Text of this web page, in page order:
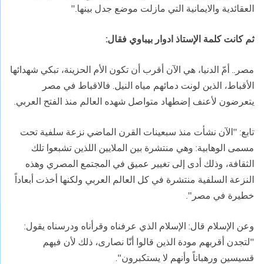
العقائدية والايمانية التي مازلت موضع جدل بينها."
ثم كانت كلمة الإستاذ ادوار بيباوي فقال:
مصر.. أمّ الدنيا، هي الآن أقرب أن تكون الأم الحزينة، تبكي شهدائها
الأقباط، الذين لونت دمائهم مياه النيل. فالاقباط في مصر
يتعرضون لأعنف إضطهاد متواصل شهده العالم منذ الفتح العربي.
تابع: "الآن نشأت منذ سبعينات القرن الماضي نزعة سلفية تحت
مسمى الوهابية: وهي منتشرة بين الملايين اللذين تشبعوا تلك
الثقافة، وذلك أدى إلى تغيير عميق في المجتمع المصري وهذه
النزعة السلفية منتشرة في كل العالم العربي ولكنها أخذت أبعاداً
خطيرة في مصر".
وعن الإسلام قال: الإسلام الذي عرفناه وقرأناه ودرسناه يقول:
"لتجدن أقربهم مودة الذين قالوا أنّا نصارى، ذلك لأن فيهم
قسيسين ورهباناً وأنهم لا يستكبرون".